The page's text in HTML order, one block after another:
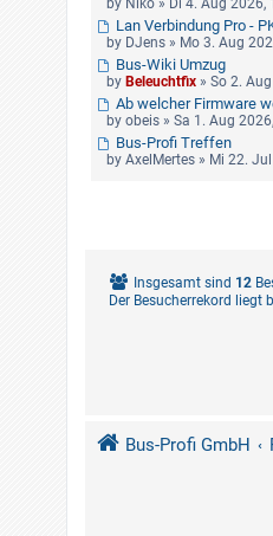
by Niko » Di 4. Aug 2026,
Lan Verbindung Pro -
by DJens » Mo 3. Aug
Bus-Wiki Umzug
by Beleuchtfix » So 2.
Ab welcher Firmware
by obeis » Sa 1. Aug
Bus-Profi Treffen
by AxelMertes » Mi 22.
Insgesamt sind 12
Der Besucherrekord liegt
Bus-Profi GmbH